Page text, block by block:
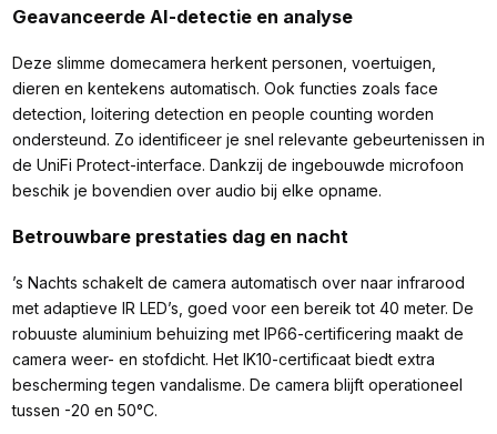
Geavanceerde AI-detectie en analyse
Deze slimme domecamera herkent personen, voertuigen,
dieren en kentekens automatisch. Ook functies zoals face
detection, loitering detection en people counting worden
ondersteund. Zo identificeer je snel relevante gebeurtenissen in
de UniFi Protect-interface. Dankzij de ingebouwde microfoon
beschik je bovendien over audio bij elke opname.
Betrouwbare prestaties dag en nacht
’s Nachts schakelt de camera automatisch over naar infrarood
met adaptieve IR LED’s, goed voor een bereik tot 40 meter. De
robuuste aluminium behuizing met IP66-certificering maakt de
camera weer- en stofdicht. Het IK10-certificaat biedt extra
bescherming tegen vandalisme. De camera blijft operationeel
tussen -20 en 50°C.